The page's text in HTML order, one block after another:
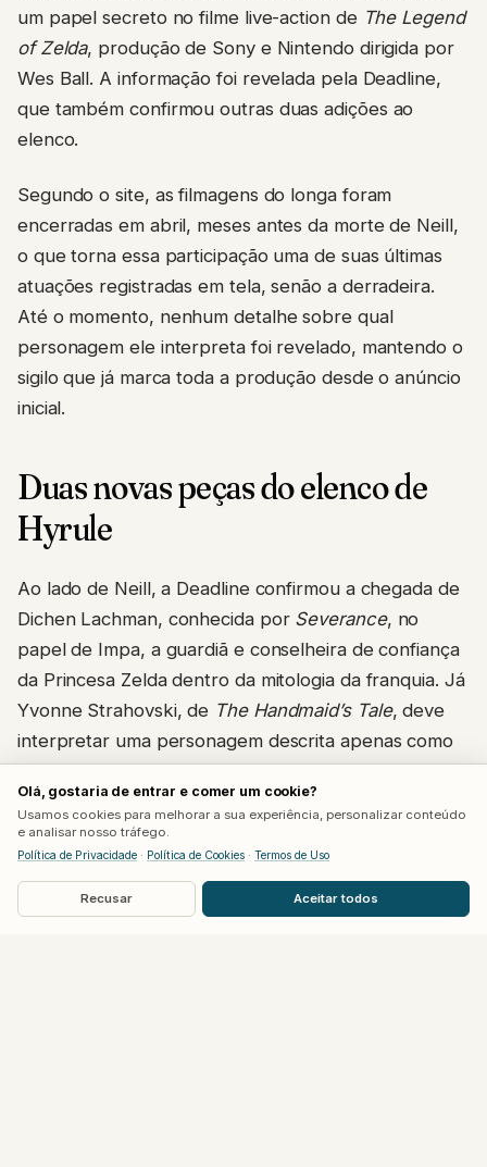
um papel secreto no filme live-action de The Legend
of Zelda, produção de Sony e Nintendo dirigida por
Wes Ball. A informação foi revelada pela Deadline,
que também confirmou outras duas adições ao
elenco.
Segundo o site, as filmagens do longa foram
encerradas em abril, meses antes da morte de Neill,
o que torna essa participação uma de suas últimas
atuações registradas em tela, senão a derradeira.
Até o momento, nenhum detalhe sobre qual
personagem ele interpreta foi revelado, mantendo o
sigilo que já marca toda a produção desde o anúncio
inicial.
Duas novas peças do elenco de
Hyrule
Ao lado de Neill, a Deadline confirmou a chegada de
Dichen Lachman, conhecida por Severance, no
papel de Impa, a guardiã e conselheira de confiança
da Princesa Zelda dentro da mitologia da franquia. Já
Yvonne Strahovski, de The Handmaid’s Tale, deve
interpretar uma personagem descrita apenas como
“rainha”, levantando especulação entre fãs de que
ela viva a Rainha de Hyrule, possivelmente a mãe da
própria Zelda.
Com Strahovski no papel de rainha, a teoria mais
forte entre a comunidade é que Neill esteja
Olá, gostaria de entrar e comer um cookie?
Usamos cookies para melhorar a sua experiência, personalizar conteúdo
e analisar nosso tráfego.
Política de Privacidade · Política de Cookies · Termos de Uso
Recusar Aceitar todos